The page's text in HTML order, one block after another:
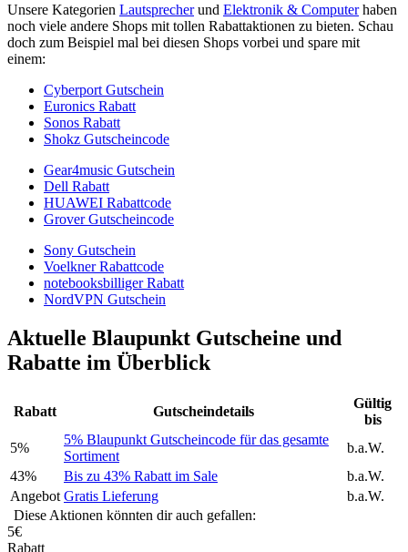
Unsere Kategorien Lautsprecherund Elektronik & Computerhaben
noch viele andere Shops mit tollen Rabattaktionen zu bieten. Schau
doch zum Beispiel mal bei diesen Shops vorbei und spare mit
einem:
Cyberport Gutschein
Euronics Rabatt
Sonos Rabatt
Shokz Gutscheincode
Gear4music Gutschein
Dell Rabatt
HUAWEI Rabattcode
Grover Gutscheincode
Sony Gutschein
Voelkner Rabattcode
notebooksbilliger Rabatt
NordVPN Gutschein
Aktuelle Blaupunkt Gutscheine und
Rabatte im Überblick
Rabatt Gutscheindetails
Gültig
bis
5%
5% Blaupunkt Gutscheincode für das gesamte
Sortiment
b.a.W.
43%
Bis zu 43% Rabatt im Sale
b.a.W.
Angebot Gratis Lieferung
b.a.W.
Diese Aktionen könnten dir auch gefallen:
5€
Rabatt